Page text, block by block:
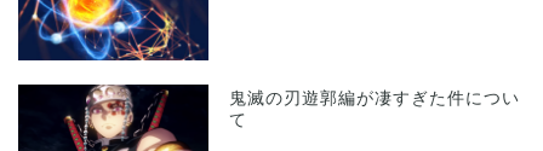
鬼滅の刃遊郭編が凄すぎた件につい
て